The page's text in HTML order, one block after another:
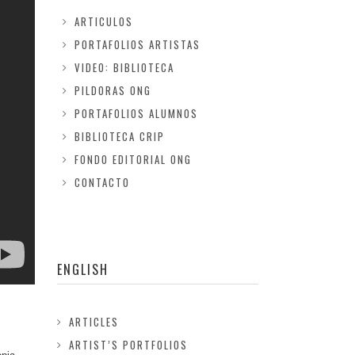
ARTICULOS
PORTAFOLIOS ARTISTAS
VIDEO: BIBLIOTECA
PILDORAS ONG
PORTAFOLIOS ALUMNOS
BIBLIOTECA CRIP
FONDO EDITORIAL ONG
CONTACTO
ENGLISH
ARTICLES
ARTIST’S PORTFOLIOS